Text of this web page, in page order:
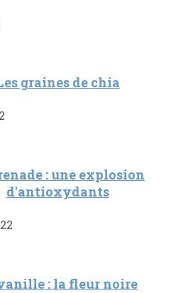
graines de chia
: une explosion
d'antioxydants
: la fleur noire